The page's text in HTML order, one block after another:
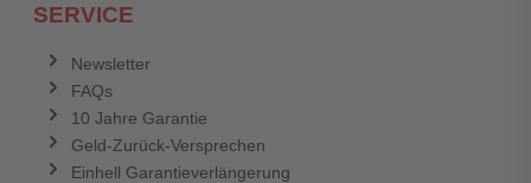
SERVICE
Newsletter
FAQs
10 Jahre Garantie
Geld-Zurück-Versprechen
Einhell Garantieverlängerung